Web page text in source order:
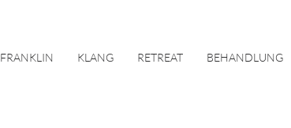
FRANKLIN KLANG RETREAT BEHANDLUNG